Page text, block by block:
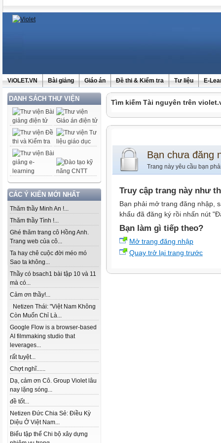
ViOLET.VN Bài giảng Giáo án Đề thi & Kiểm tra Tư liệu E-
DANH SÁCH THƯ VIỆN
CÁC Ý KIẾN MỚI NHẤT
Thăm thầy Minh An !...
Thăm thầy Tình !...
Ghé thăm trang cô Hồng Anh.
Trang web của cô...
Ta hay chê cuộc đời méo mó
Sao ta không...
Thầy có bsach1 bài tập 10 và 11
mà có...
Cảm ơn thầy!...
Netizen Thái: "Việt Nam Không
Còn Muốn Chỉ Là...
Google Flow is a browser-based
AI filmmaking studio that
leverages...
rất tuyệt...
Chợt nghĩ......
Dạ, cảm ơn Cô. Group Violet lâu
nay lặng sóng...
đề tốt...
Netizen Đức Chia Sẻ: Điều Kỳ
Diệu Ở Việt Nam...
Biểu tập thể Chi bộ xây dựng
Tìm kiếm Tài nguyên trên
Bạn chưa đăng
Trang này yêu cầu bạn
Truy cập trang này như
Bạn phải mở trang đăng nhập,
khẩu đã đăng ký rồi nhấn nút
Bạn làm gì tiếp theo?
Mở trang đăng nhập
Quay trở lại trang trước